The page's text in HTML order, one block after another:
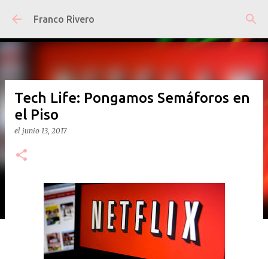
Ir al contenido principal
Franco Rivero
Tech Life: Pongamos Semáforos en
el Piso
el junio 13, 2017